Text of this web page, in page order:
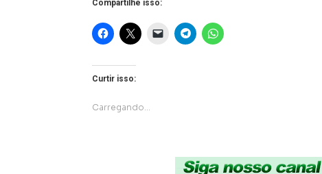
Compartilhe isso:
Curtir isso:
Carregando...